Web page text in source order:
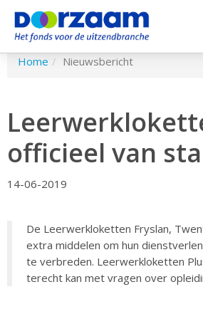
Spring
inhoud
Home Nieuwsbericht
officieel van
14-06-2019
De Leerwerkloketten Fryslan,
extra middelen om hun
te verbreden. Leerwerkloketten
terecht kan met vragen over